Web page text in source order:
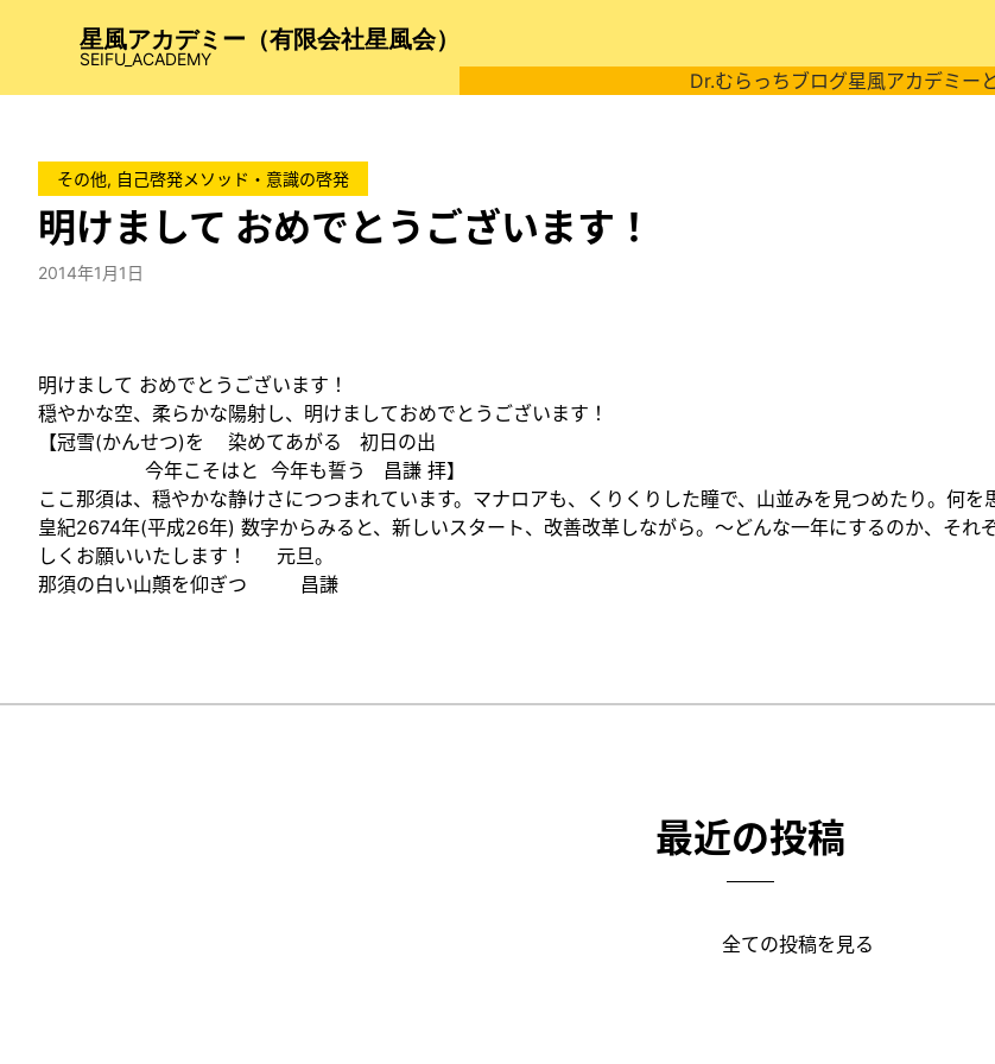
ス
星風アカデミー（有限会社星風会）
SEIFU_ACADEMY
Dr.むらっちブログ星風アカデミー
その他, 自己啓発メソッド・意識の啓発
明けまして おめでとうございます！
2014年1月1日
明けまして おめでとうございます！
穏やかな空、柔らかな陽射し、明けましておめでとうございます！
【冠雪(かんせつ)を 染めてあがる 初日の出
今年こそはと 今年も誓う 昌謙 拝】
ここ那須は、穏やかな静けさにつつまれています。マナロアも、くりくりした瞳で、山並みを見つめたり。何を
皇紀2674年(平成26年) 数字からみると、新しいスタート、改善改革しながら。～どんな一年にするのか、それ
しくお願いいたします！ 元旦。
那須の白い山顛を仰ぎつ 昌謙
最近の投稿
全ての投稿を見る